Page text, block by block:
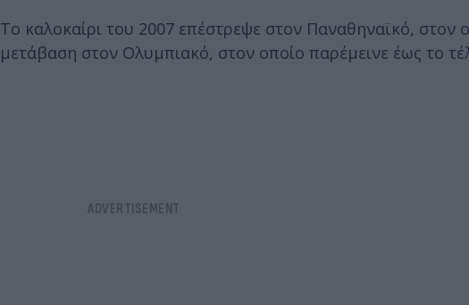
Το καλοκαίρι του 2007 επέστρεψε στον Παναθηναϊκό, στον
μετάβαση στον Ολυμπιακό, στον οποίο παρέμεινε έως το